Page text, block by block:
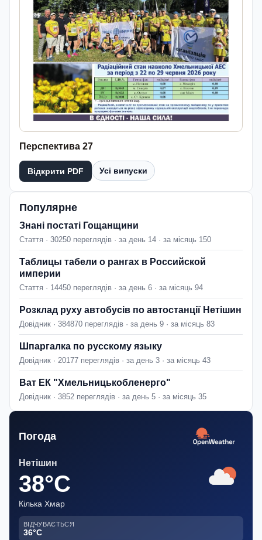
Перспектива 27
Відкрити PDF Усі випуски
Популярне
Знані постаті Гощанщини
Стаття · 30250 переглядів · за день 14 · за місяць 150
Таблицы табели о рангах в Российской
империи
Стаття · 14450 переглядів · за день 6 · за місяць 94
Розклад руху автобусів по автостанції Нетішин
Довідник · 384870 переглядів · за день 9 · за місяць 83
Шпаргалка по русскому языку
Довідник · 20177 переглядів · за день 3 · за місяць 43
Ват ЕК "Хмельницькобленерго"
Довідник · 3852 переглядів · за день 5 · за місяць 35
Погода
Нетішин
38°C
Кілька Хмар
ВІДЧУВАЄТЬСЯ
36°C